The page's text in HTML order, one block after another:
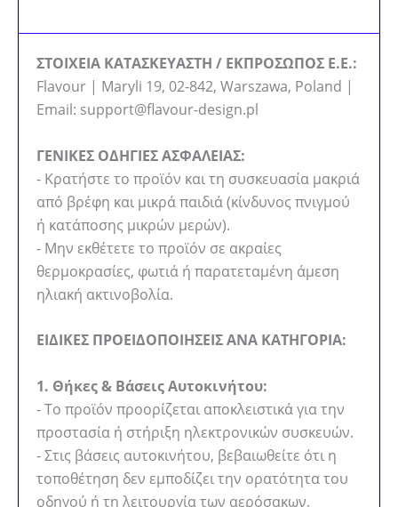
ΣΤΟΙΧΕΙΑ ΚΑΤΑΣΚΕΥΑΣΤΗ / ΕΚΠΡΟΣΩΠΟΣ Ε.Ε.:
Flavour | Maryli 19, 02-842, Warszawa, Poland |
Email: support@flavour-design.pl
ΓΕΝΙΚΕΣ ΟΔΗΓΙΕΣ ΑΣΦΑΛΕΙΑΣ:
- Κρατήστε το προϊόν και τη συσκευασία μακριά
από βρέφη και μικρά παιδιά (κίνδυνος πνιγμού
ή κατάποσης μικρών μερών).
- Μην εκθέτετε το προϊόν σε ακραίες
θερμοκρασίες, φωτιά ή παρατεταμένη άμεση
ηλιακή ακτινοβολία.
ΕΙΔΙΚΕΣ ΠΡΟΕΙΔΟΠΟΙΗΣΕΙΣ ΑΝΑ ΚΑΤΗΓΟΡΙΑ:
1. Θήκες & Βάσεις Αυτοκινήτου:
- Το προϊόν προορίζεται αποκλειστικά για την
προστασία ή στήριξη ηλεκτρονικών συσκευών.
- Στις βάσεις αυτοκινήτου, βεβαιωθείτε ότι η
τοποθέτηση δεν εμποδίζει την ορατότητα του
οδηγού ή τη λειτουργία των αερόσακων.